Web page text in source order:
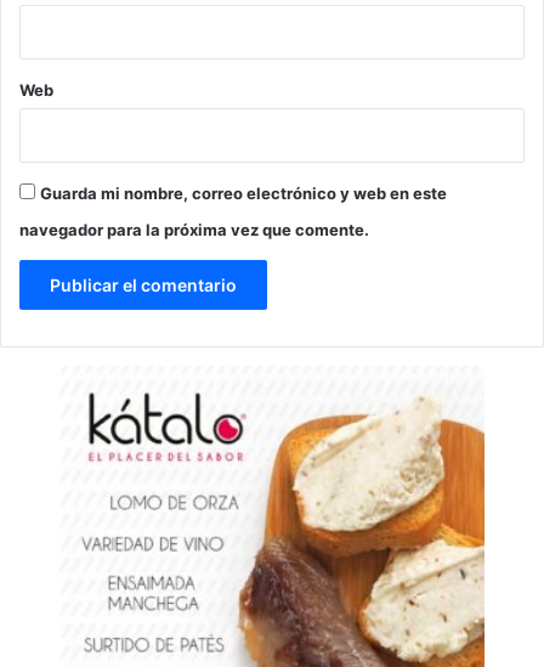
Web
Guarda mi nombre, correo electrónico y web en este
navegador para la próxima vez que comente.